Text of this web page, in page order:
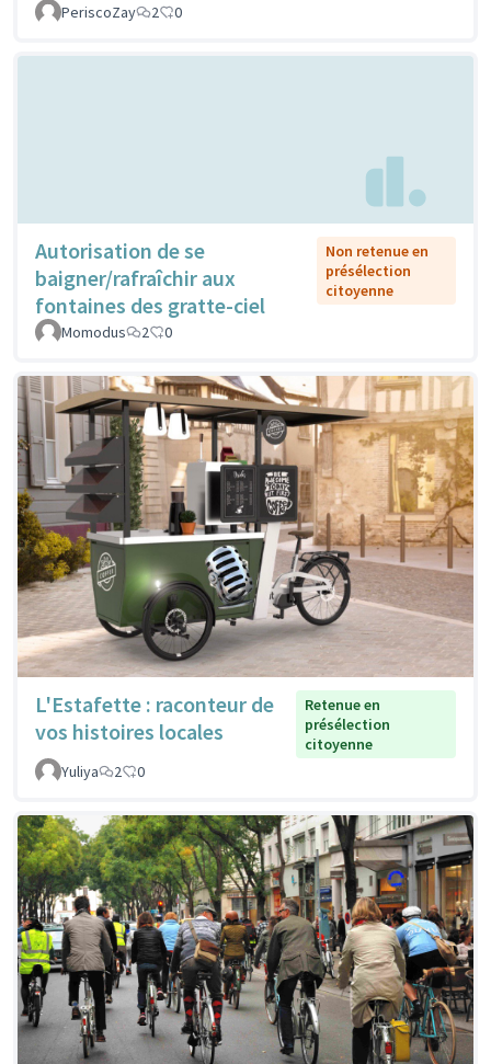
PeriscoZay
2 0
Autorisation de se
baigner/rafraîchir aux
fontaines des gratte-ciel
Non retenue en
présélection
citoyenne
Momodus 2 0
L'Estafette : raconteur de
vos histoires locales
Retenue en
présélection
citoyenne
Yuliya
2 0